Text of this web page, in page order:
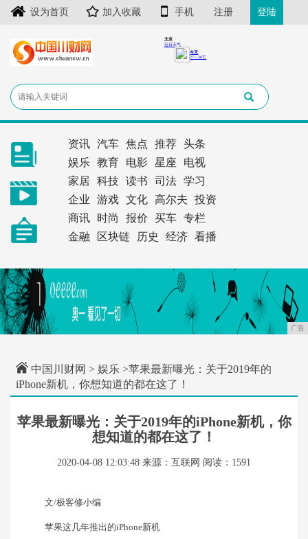
设为首页 加入收藏 手机 注册 登陆
资讯 汽车 焦点 推荐
头条
娱乐
教育 电影 星座
电视
家居
科技 读书 司法
学习
企业
游戏 文化 高尔夫
投资
商讯
时尚 报价 买车
专栏
金融
区块链 历史 经济 看播
广告
中国川财网 > 娱乐 >苹果最新曝光：关于2019年的
iPhone新机，你想知道的都在这了！
苹果最新曝光：关于2019年的iPhone新机，你
想知道的都在这了！
2020-04-08 12:03:48 来源：互联网 阅读：1591
文/极客修小编
苹果这几年推出的iPhone新机